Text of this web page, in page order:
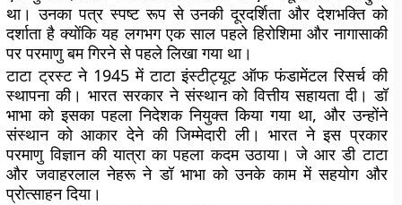
था। उनका पत्र स्पष्ट रूप से उनकी दूरदर्शिता और देशभक्ति को
दर्शाता है क्योंकि यह लगभग एक साल पहले हिरोशिमा और नागासाकी
पर परमाणु बम गिरने से पहले लिखा गया था।
टाटा ट्रस्ट ने 1945 में टाटा इंस्टीट्यूट ऑफ फंडामेंटल रिसर्च की
स्थापना की। भारत सरकार ने संस्थान को वित्तीय सहायता दी। डॉ
भाभा को इसका पहला निदेशक नियुक्त किया गया था, और उन्होंने
संस्थान को आकार देने की जिम्मेदारी ली। भारत ने इस प्रकार
परमाणु विज्ञान की यात्रा का पहला कदम उठाया। जे आर डी टाटा
और जवाहरलाल नेहरू ने डॉ भाभा को उनके काम में सहयोग और
प्रोत्साहन दिया।